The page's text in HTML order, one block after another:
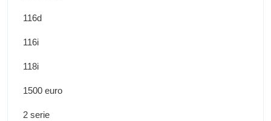
116d
116i
118i
1500 euro
2 serie